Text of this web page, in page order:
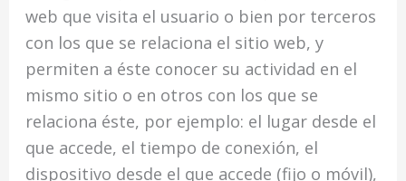
web que visita el usuario o bien por terceros
con los que se relaciona el sitio web, y
permiten a éste conocer su actividad en el
mismo sitio o en otros con los que se
relaciona éste, por ejemplo: el lugar desde el
que accede, el tiempo de conexión, el
dispositivo desde el que accede (fijo o móvil),